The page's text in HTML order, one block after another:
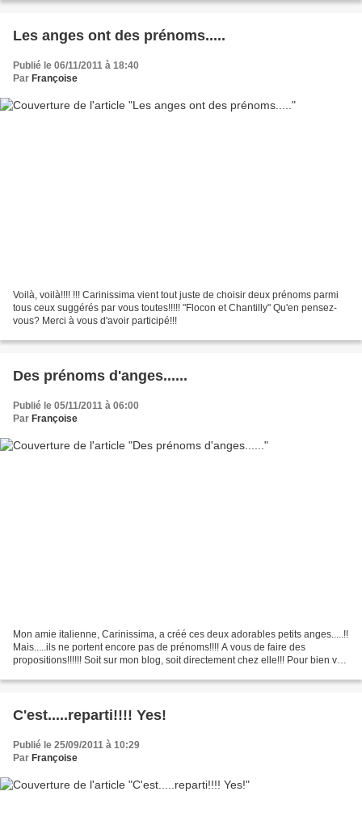
Les anges ont des prénoms.....
Publié le 06/11/2011 à 18:40
Par Françoise
Voilà, voilà!!!! !!! Carinissima vient tout juste de choisir deux prénoms parmi
tous ceux suggérés par vous toutes!!!!! "Flocon et Chantilly" Qu'en pensez-
vous? Merci à vous d'avoir participé!!!
Des prénoms d'anges......
Publié le 05/11/2011 à 06:00
Par Françoise
Mon amie italienne, Carinissima, a créé ces deux adorables petits anges.....!!
Mais.....ils ne portent encore pas de prénoms!!!! A vous de faire des
propositions!!!!!! Soit sur mon blog, soit directement chez elle!!! Pour bien voir
C'est.....reparti!!!! Yes!
Publié le 25/09/2011 à 10:29
Par Françoise